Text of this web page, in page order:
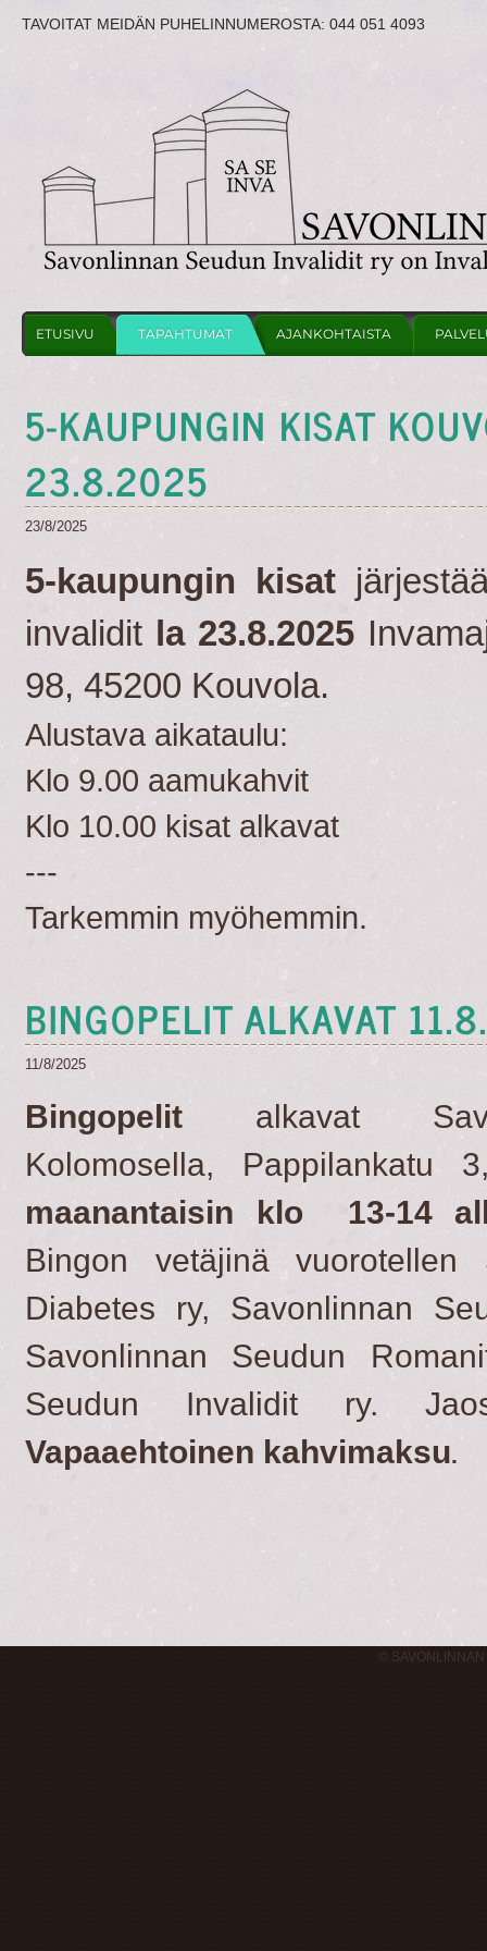
TAVOITAT MEIDÄN PUHELINNUMEROSTA: 044 051 4093
ETUSIVU TAPAHTUMAT AJANKOHTAISTA
5-KAUPUNGIN KISAT
23.8.2025
23/8/2025
5-kaupungin kisat
invalidit
la 23.8.2025
98, 45200 Kouvola.
Alustava aikataulu:
Klo 9.00 aamukahvit
Klo 10.00 kisat alkavat
---
Tarkemmin myöhemmin.
BINGOPELIT ALKAVAT
11/8/2025
Bingopelit alkavat
Kolomosella, Pappilankatu
maanantaisin klo 13-14
Bingon vetäjinä vuorotellen
Diabetes ry, Savonlinnan
Savonlinnan Seudun
Seudun Invalidit ry.
Vapaaehtoinen kahvimaksu.
©